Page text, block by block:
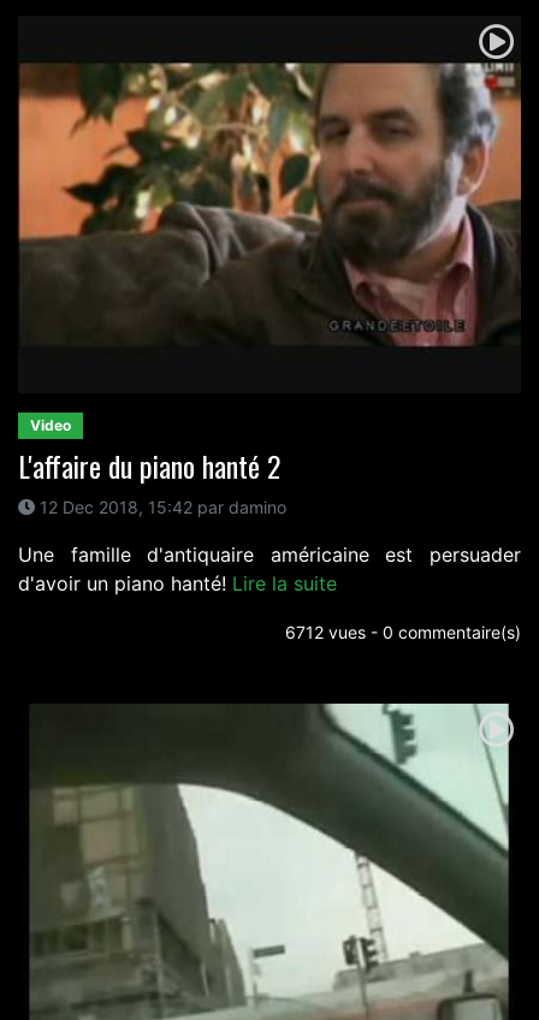
Video
L'affaire du piano hanté 2
12 Dec 2018, 15:42 par damino
Une famille d'antiquaire américaine est persuader
d'avoir un piano hanté! Lire la suite
6712 vues - 0 commentaire(s)